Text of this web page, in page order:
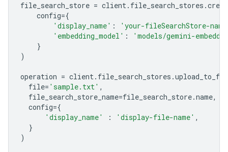
file_search_store = client. file_search_stores .
config={
'display_name' :
'your-fileSearchStore-
'embedding_model' :
'models/gemini-
}
)
operation = client. file_search_stores .
file= 'sample.txt' ,
file_search_store_name=file_search_store.name,
config={
'display_name'
: 'display-file-name' ,
}
)